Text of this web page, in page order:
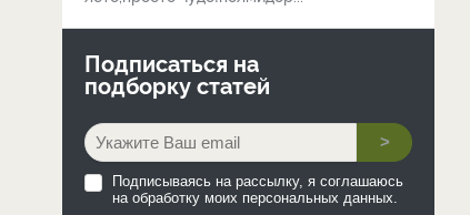
Подписаться на
подборку статей
>
Подписываясь на рассылку, я соглашаюсь
на обработку моих персональных данных.